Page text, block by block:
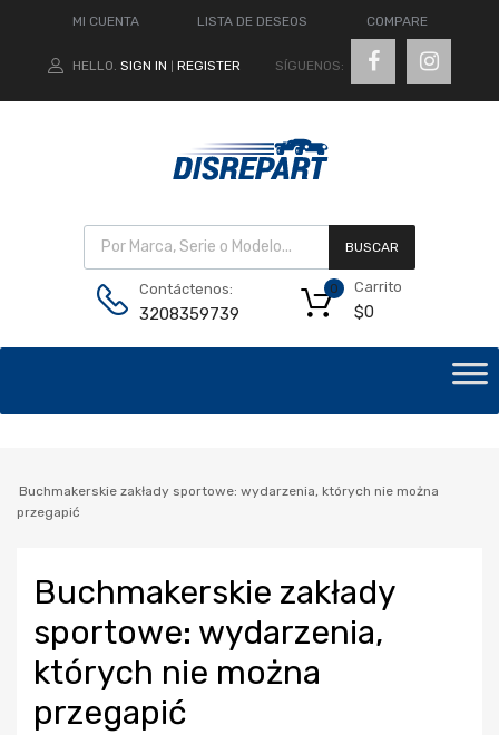
MI CUENTA LISTA DE DESEOS COMPARE
HELLO. SIGN IN REGISTER SÍGUENOS:
BUSCAR
Contáctenos:
3208359739
Carrito
$0
0
Buchmakerskie zakłady sportowe: wydarzenia, których nie można
przegapić
Buchmakerskie zakłady
sportowe: wydarzenia,
których nie można
przegapić